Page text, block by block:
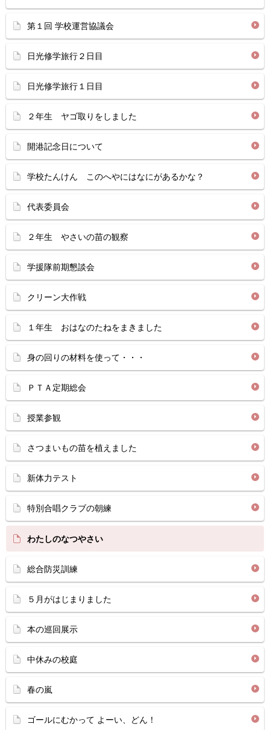
第１回 学校運営協議会
日光修学旅行２日目
日光修学旅行１日目
２年生 ヤゴ取りをしました
開港記念日について
学校たんけん このへやにはなにがあるかな？
代表委員会
２年生 やさいの苗の観察
学援隊前期懇談会
クリーン大作戦
１年生 おはなのたねをまきました
身の回りの材料を使って・・・
ＰＴＡ定期総会
授業参観
さつまいもの苗を植えました
新体力テスト
特別合唱クラブの朝練
わたしのなつやさい
総合防災訓練
５月がはじまりました
本の巡回展示
中休みの校庭
春の嵐
ゴールにむかって よーい、どん！